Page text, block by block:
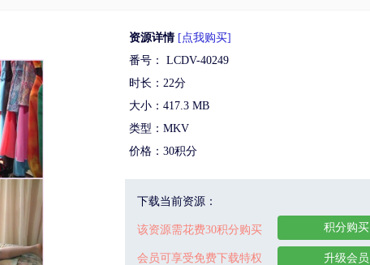
资源详情 [点我购买]
番号： LCDV-40249
时长：22分
大小：417.3 MB
类型：MKV
价格：30积分
下载当前资源：
该资源需花费30积分购买
会员可享受免费下载特权
积分购买
升级会员